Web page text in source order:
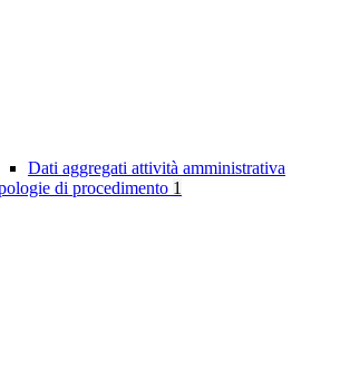
Dati aggregati attività amministrativa
di procedimento 1